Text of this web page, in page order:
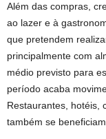
Além das compras,
ao lazer e à
que pretendem
principalmente com
médio previsto para
período acaba
Restaurantes, hotéis,
também se